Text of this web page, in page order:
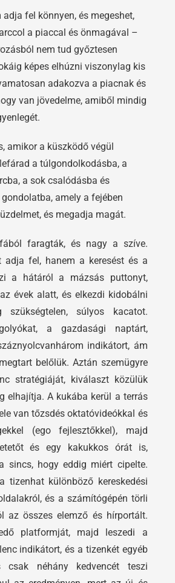
adja fel könnyen, és megeshet,
a piaccal és önmagával –
nem tud győztesen
képes elhúzni viszonylag kis
adakozva a piacnak és
van jövedelme, amiből mindig
amikor a küszködő végül
a túlgondolkodásba, a
a sok csalódásba és
amely a fejében
és megadja magát.
faragták, és nagy a szíve.
adja fel, hanem a keresést és a
a hátáról a mázsás puttonyt,
évek alatt, és elkezdi kidobálni
szükségtelen, súlyos kacatot.
a gazdasági naptárt,
indikátort, ám
belőlük. Aztán szemügyre
stratégiáját, kiválaszt közülük
elhajítja. A kukába kerül a terrás
van tőzsdés oktatóvideókkal és
(ego fejlesztőkkel), majd
és egy kakukkos órát is,
sincs, hogy eddig miért cipelte.
tizenhat különböző kereskedési
és a számítógépén törli
az összes elemző és hírportált.
platformját, majd leszedi a
indikátort, és a tizenkét egyéb
csak néhány kedvencét teszi